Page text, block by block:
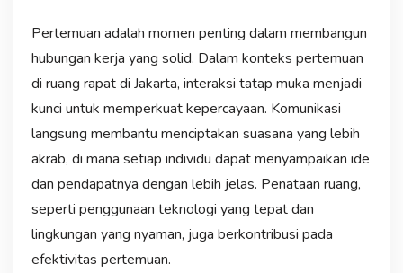
Pertemuan adalah momen penting dalam membangun
hubungan kerja yang solid. Dalam konteks pertemuan
di ruang rapat di Jakarta, interaksi tatap muka menjadi
kunci untuk memperkuat kepercayaan. Komunikasi
langsung membantu menciptakan suasana yang lebih
akrab, di mana setiap individu dapat menyampaikan ide
dan pendapatnya dengan lebih jelas. Penataan ruang,
seperti penggunaan teknologi yang tepat dan
lingkungan yang nyaman, juga berkontribusi pada
efektivitas pertemuan.